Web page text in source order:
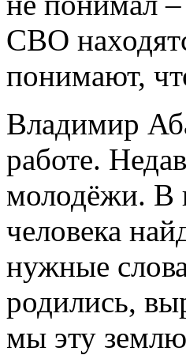
СВО
понимают,
Владимир
работе.
молодёжи. В
человека
нужные
родились,
мы эту